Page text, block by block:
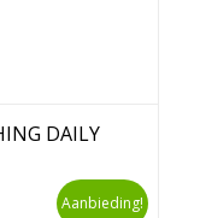
DAILY
Aanbieding!